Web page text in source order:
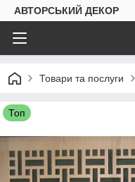
АВТОРСЬКИЙ ДЕКОР
Товари та послуги
Топ